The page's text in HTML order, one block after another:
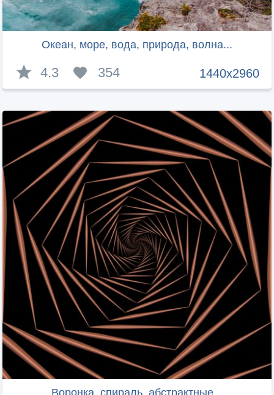
Океан, море, вода, природа, волна...
1440x2960
4.3 354
Воронка, спираль, абстрактные...